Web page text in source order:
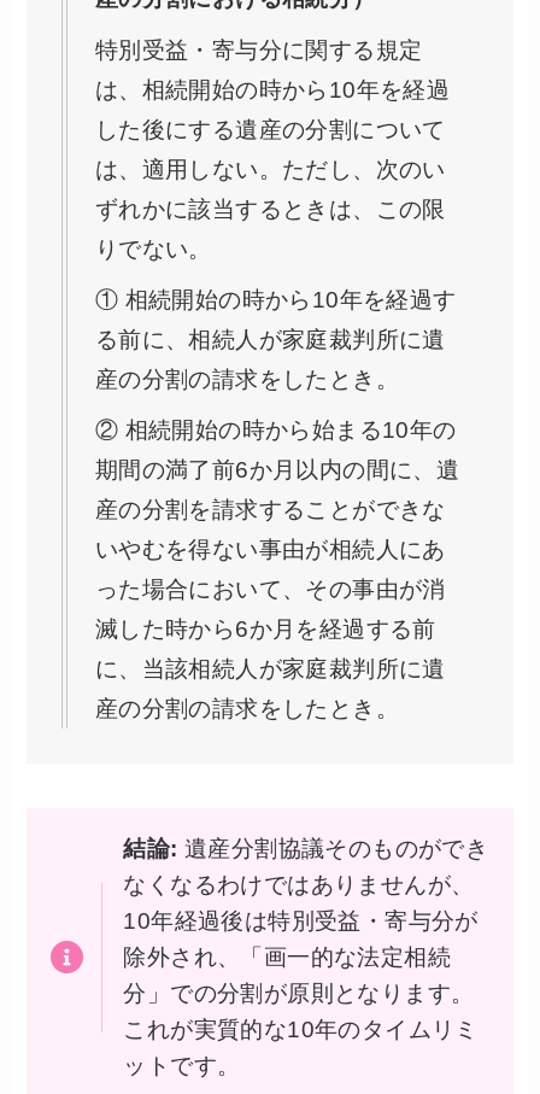
特別受益・寄与分に関する規定
は、相続開始の時から10年を経過
した後にする遺産の分割について
は、適用しない。ただし、次のい
ずれかに該当するときは、この限
りでない。
① 相続開始の時から10年を経過す
る前に、相続人が家庭裁判所に遺
産の分割の請求をしたとき。
② 相続開始の時から始まる10年の
期間の満了前6か月以内の間に、遺
産の分割を請求することができな
いやむを得ない事由が相続人にあ
った場合において、その事由が消
滅した時から6か月を経過する前
に、当該相続人が家庭裁判所に遺
産の分割の請求をしたとき。
結論: 遺産分割協議そのものができ
なくなるわけではありませんが、
10年経過後は特別受益・寄与分が
除外され、「画一的な法定相続
分」での分割が原則となります。
これが実質的な10年のタイムリミ
ットです。